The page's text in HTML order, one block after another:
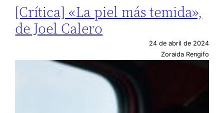
[Crítica] «La piel más temida»,
de Joel Calero
24 de abril de 2024
Zoraida Rengifo